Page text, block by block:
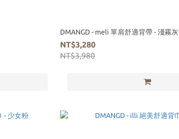
DMANGD - meli 單肩舒適背帶 - 淺霧灰
NT$3,280
NT$3,980